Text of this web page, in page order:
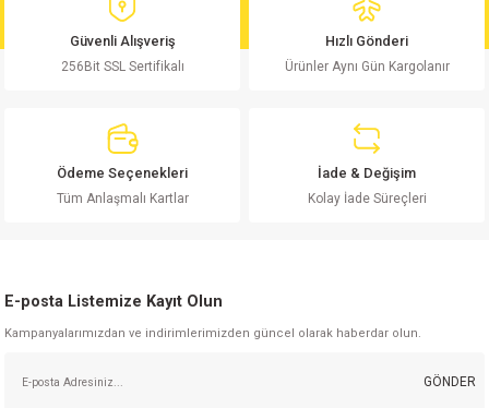
Ürün fiyatı diğer sitelerden daha pahalı.
Bu ürüne benzer farklı alternatifler olmalı.
Güvenli Alışveriş
256Bit SSL Sertifikalı
Hızlı Gönderi
Ürünler Aynı Gün Kargolanır
Ödeme Seçenekleri
Tüm Anlaşmalı Kartlar
İade & Değişim
Kolay İade Süreçleri
E-posta Listemize Kayıt Olun
Kampanyalarımızdan ve indirimlerimizden güncel olarak haberdar olun.
GÖNDER